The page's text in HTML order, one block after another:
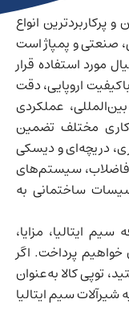
پرکاربردترین انواع
صنعتی و پمپاژ است
مورد استفاده قرار
اروپایی، دقت
عملکردی
مختلف تضمین
دریچه‌ای و دیسکی
فاضلاب، سیستم‌های
ساختمانی به
ایتالیا، مزایا،
پرداخت. اگر
توپی کالا به‌عنوان
سیم ایتالیا